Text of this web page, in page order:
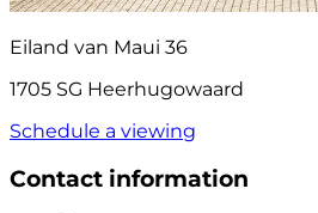
Eiland van Maui 36
1705 SG Heerhugowaard
Schedule a viewing
Contact information